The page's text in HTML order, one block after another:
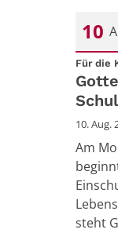
10
Für die
10. Aug.
Am
steht